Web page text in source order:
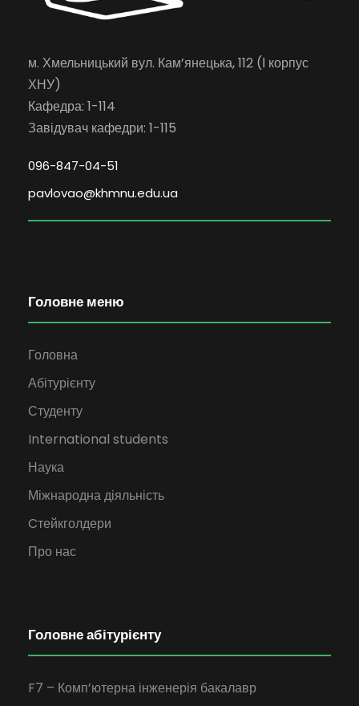
м. Хмельницький вул. Кам’янецька, 112 (І корпус
ХНУ)
Кафедра: 1-114
Завідувач кафедри: 1-115
096-847-04-51
pavlovao@khmnu.edu.ua
Головне меню
Головна
Абітурієнту
Студенту
International students
Наука
Міжнародна діяльність
Cтейкголдери
Про нас
Головне абітурієнту
F7 – Комп’ютерна інженерія бакалавр